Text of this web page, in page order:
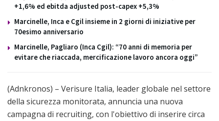
+1,6% ed ebitda adjusted post-capex +5,3%
Marcinelle, Inca e Cgil insieme in 2 giorni di iniziative per
70esimo anniversario
Marcinelle, Pagliaro (Inca Cgil): “70 anni di memoria per
evitare che riaccada, mercificazione lavoro ancora oggi”
(Adnkronos) – Verisure Italia, leader globale nel settore
della sicurezza monitorata, annuncia una nuova
campagna di recruiting, con l'obiettivo di inserire circa